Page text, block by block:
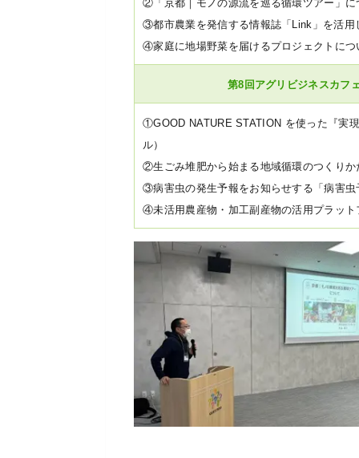
②「京都｜モノの源流を巡る循環ツアー」
③都市農業を発信する情報誌「Link」を活
④家庭に地場野菜を届けるプロジェクトに
第8回アグリビジネスカフ
①GOOD NATURE STATION を使った『実
ル）
②生ごみ堆肥から始まる地域循環のつくりか
③病害虫の発生予報をお知らせする「病害
④未活用農産物・加工副産物の活用プラッ